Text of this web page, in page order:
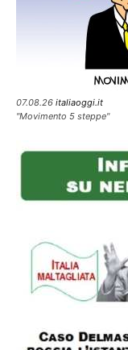
07.08.26 italiaoggi.it
"Movimento 5 steppe"